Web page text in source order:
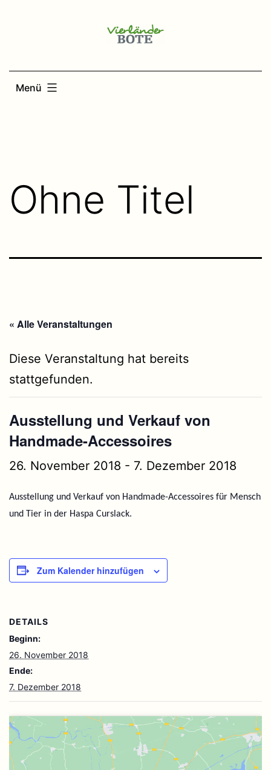
Menü
Ohne Titel
« Alle Veranstaltungen
Diese Veranstaltung hat bereits
stattgefunden.
Ausstellung und Verkauf von
Handmade-Accessoires
26. November 2018 - 7. Dezember 2018
Ausstellung und Verkauf von Handmade-Accessoires für Mensch
und Tier in der Haspa Curslack.
Zum Kalender hinzufügen
DETAILS
Beginn:
26. November 2018
Ende:
7. Dezember 2018